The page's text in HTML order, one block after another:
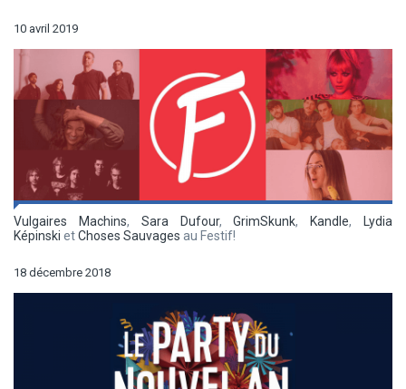
10 avril 2019
Vulgaires Machins, Sara Dufour,GrimSkunk, Kandle,
Lydia
Képinski etChoses Sauvages au Festif!
18 décembre 2018